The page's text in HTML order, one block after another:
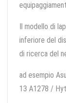
Il modello di
inferiore del
di ricerca del
ad esempio
13 A1278 /